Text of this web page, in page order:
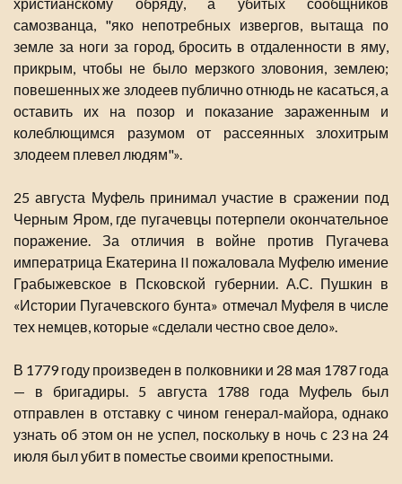
христианскому обряду, а убитых сообщников
самозванца, "яко непотребных извергов, вытаща по
земле за ноги за город, бросить в отдаленности в яму,
прикрым, чтобы не было мерзкого зловония, землею;
повешенных же злодеев публично отнюдь не касаться, а
оставить их на позор и показание зараженным и
колеблющимся разумом от рассеянных злохитрым
злодеем плевел людям"».
25 августа Муфель принимал участие в сражении под
Черным Яром, где пугачевцы потерпели окончательное
поражение. За отличия в войне против Пугачева
императрица Екатерина II пожаловала Муфелю имение
Грабыжевское в Псковской губернии. А.С. Пушкин в
«Истории Пугачевского бунта» отмечал Муфеля в числе
тех немцев, которые «сделали честно свое дело».
В 1779 году произведен в полковники и 28 мая 1787 года
— в бригадиры. 5 августа 1788 года Муфель был
отправлен в отставку с чином генерал-майора, однако
узнать об этом он не успел, поскольку в ночь с 23 на 24
июля был убит в поместье своими крепостными.